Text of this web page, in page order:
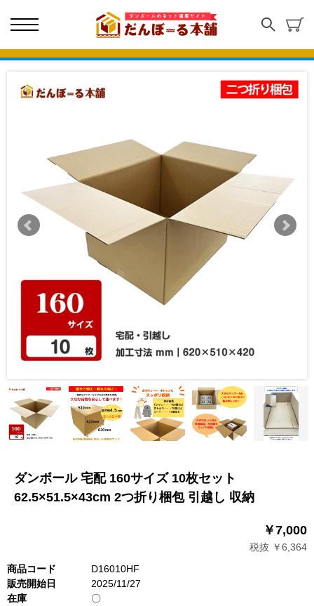
ダンボール 宅配 160サイズ 10枚セット
62.5×51.5×43cm 2つ折り梱包 引越し 収納
￥7,000
税抜 ￥6,364
商品コード
D16010HF
販売開始日
2025/11/27
在庫
〇